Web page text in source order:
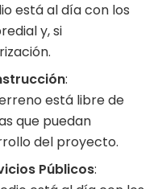
está al día con los
y, si
:
está libre de
que puedan
del proyecto.
Públicos: